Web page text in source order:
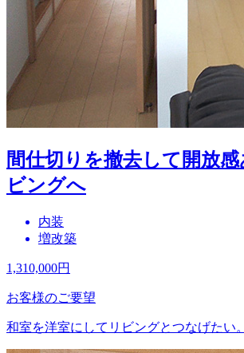
間仕切りを撤去して開放
ビングへ
内装
増改築
1,310,000円
お客様のご要望
和室を洋室にしてリビングとつなげたい。